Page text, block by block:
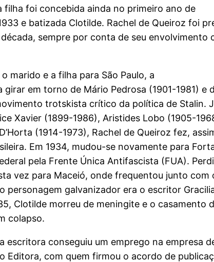
filha foi concebida ainda no primeiro ano de
e batizada Clotilde. Rachel de Queiroz foi
sempre por conta de seu envolvimento
marido e a filha para São Paulo, a
em torno de Mário Pedrosa (1901-1981) e
trotskista crítico da política de Stalin.
Xavier (1899-1986), Aristides Lobo (1905-
(1914-1973), Rachel de Queiroz fez,
Em 1934, mudou-se novamente para
pela Frente Única Antifascista (FUA).
vez para Maceió, onde frequentou junto com
personagem galvanizador era o escritor
Clotilde morreu de meningite e o casamento
colapso.
escritora conseguiu um emprego na empresa
Editora, com quem firmou o acordo de